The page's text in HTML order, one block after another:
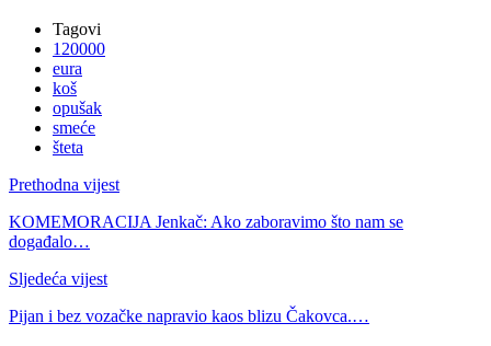
Tagovi
120000
eura
koš
opušak
smeće
šteta
Prethodna vijest
KOMEMORACIJA Jenkač: Ako zaboravimo što nam se
događalo…
Sljedeća vijest
Pijan i bez vozačke napravio kaos blizu Čakovca.…